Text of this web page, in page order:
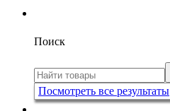
Поиск
Посмотреть все результаты